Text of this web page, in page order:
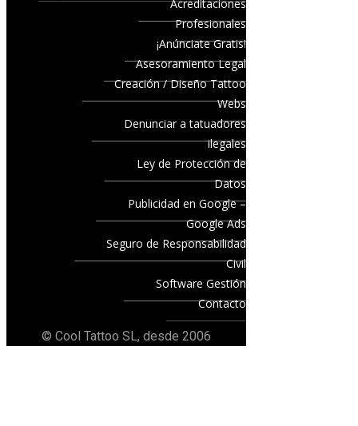
Acreditaciones
Profesionales
¡Anúnciate Gratis!
Asesoramiento Legal
Creación / Diseño Tattoo
Webs
Denunciar a tatuadores
ilegales
Ley de Protección de
Datos
Publicidad en Google –
Google Ads
Seguro de Responsabilidad
Civil
Software Gestión
Contacto
© Cool Tattoo SL, desde 2006